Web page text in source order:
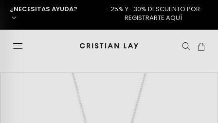
¿NECESITAS AYUDA?
-25% Y -30% DESCUENTO POR
REGISTRARTE AQUÍ